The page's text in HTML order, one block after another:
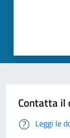
Contatta il
Leggi le